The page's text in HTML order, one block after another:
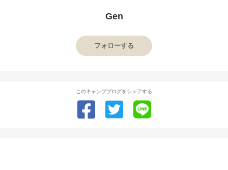
Gen
フォローする
このキャンプブログをシェアする